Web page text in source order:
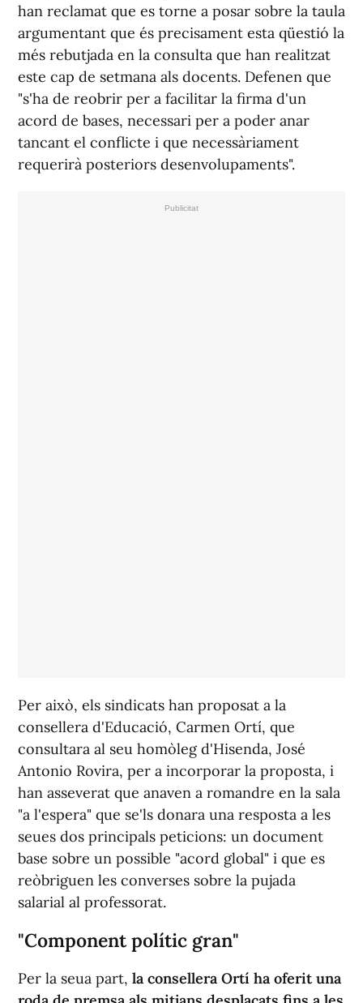
han reclamat que es torne a posar sobre la taula
argumentant que és precisament esta qüestió la
més rebutjada en la consulta que han realitzat
este cap de setmana als docents. Defenen que
"s'ha de reobrir per a facilitar la firma d'un
acord de bases, necessari per a poder anar
tancant el conflicte i que necessàriament
requerirà posteriors desenvolupaments".
Per això, els sindicats han proposat a la
consellera d'Educació, Carmen Ortí, que
consultara al seu homòleg d'Hisenda, José
Antonio Rovira, per a incorporar la proposta, i
han asseverat que anaven a romandre en la sala
"a l'espera" que se'ls donara una resposta a les
seues dos principals peticions: un document
base sobre un possible "acord global" i que es
reòbriguen les converses sobre la pujada
salarial al professorat.
"Component polític gran"
Per la seua part, la consellera Ortí ha oferit una